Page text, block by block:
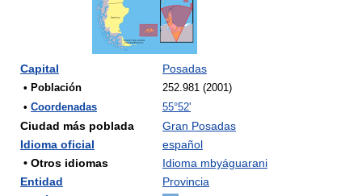
Capital Posadas
• Población
252.981 (2001)
• Coordenadas 55°52'
Ciudad más poblada
Gran Posadas
Idioma oficial
español
• Otros idiomas
Idioma mbyáguarani
Entidad
Provincia